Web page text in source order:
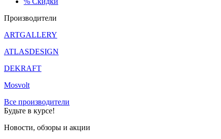
Производители
ARTGALLERY
ATLASDESIGN
DEKRAFT
Mosvolt
Все производители
Будьте в курсе!
Новости, обзоры и акции